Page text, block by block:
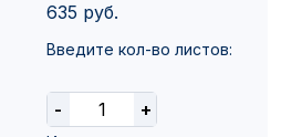
635 руб.
Введите кол-во листов:
- +